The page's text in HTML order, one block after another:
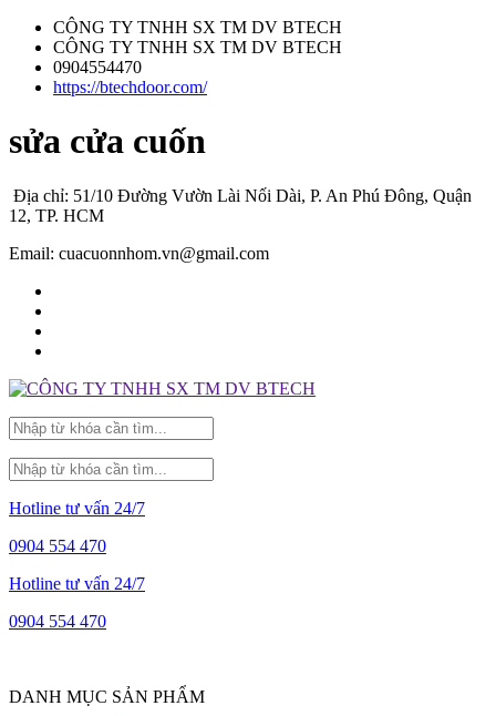
CÔNG TY TNHH SX TM DV BTECH
CÔNG TY TNHH SX TM DV BTECH
0904554470
https://btechdoor.com/
sửa cửa cuốn
Địa chỉ: 51/10 Đường Vườn Lài Nối Dài, P. An Phú Đông, Quận
12, TP. HCM
Email: cuacuonnhom.vn@gmail.com
Hotline tư vấn 24/7
0904 554 470
Hotline tư vấn 24/7
0904 554 470
DANH MỤC SẢN PHẨM